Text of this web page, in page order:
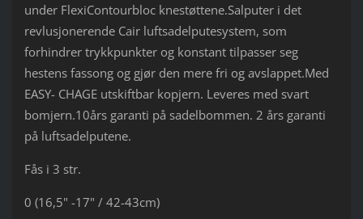
under FlexiContourbloc knestøttene.Salputer i det
revlusjonerende Cair luftsadelputesystem, som
forhindrer trykkpunkter og konstant tilpasser seg
hestens fassong og gjør den mere fri og avslappet.Med
EASY- CHAGE utskiftbar kopjern. Leveres med svart
bomjern.10års garanti på sadelbommen. 2 års garanti
på luftsadelputene.
Fås i 3 str.
0 (16,5" -17" / 42-43cm)